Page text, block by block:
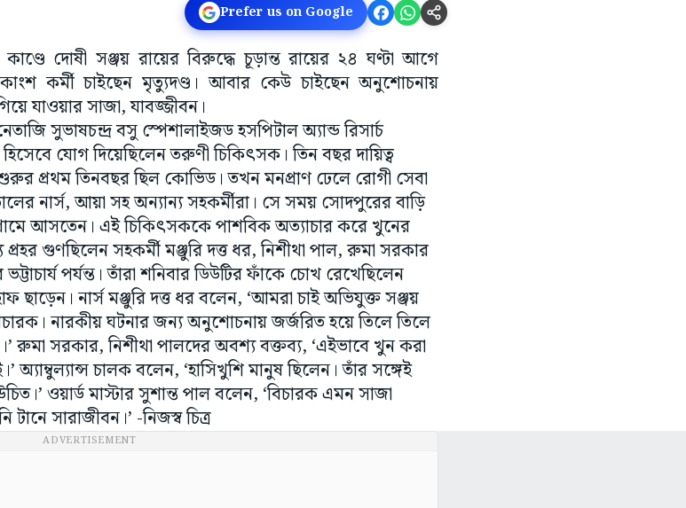
Prefer us on Google
দোষী সঞ্জয় রায়ের বিরুদ্ধে চূড়ান্ত রায়ের ২৪ ঘণ্টা আগে
কর্মী চাইছেন মৃত্যুদণ্ড। আবার কেউ চাইছেন অনুশোচনায়
যাওয়ার সাজা, যাবজ্জীবন।
সুভাষচন্দ্র বসু স্পেশালাইজড হসপিটাল অ্যান্ড রিসার্চ
যোগ দিয়েছিলেন তরুণী চিকিৎসক। তিন বছর দায়িত্ব
প্রথম তিনবছর ছিল কোভিড। তখন মনপ্রাণ ঢেলে রোগী সেবা
নার্স, আয়া সহ অন্যান্য সহকর্মীরা। সে সময় সোদপুরের বাড়ি
আসতেন। এই চিকিৎসককে পাশবিক অত্যাচার করে খুনের
গুণছিলেন সহকর্মী মঞ্জুরি দত্ত ধর, নিশীথা পাল, রুমা সরকার
পর্যন্ত। তাঁরা শনিবার ডিউটির ফাঁকে চোখ রেখেছিলেন
ছাড়েন। নার্স মঞ্জুরি দত্ত ধর বলেন, ‘আমরা চাই অভিযুক্ত সঞ্জয়
নারকীয় ঘটনার জন্য অনুশোচনায় জর্জরিত হয়ে তিলে তিলে
রুমা সরকার, নিশীথা পালদের অবশ্য বক্তব্য, ‘এইভাবে খুন করা
অ্যাম্বুল্যান্স চালক বলেন, ‘হাসিখুশি মানুষ ছিলেন। তাঁর সঙ্গেই
ওয়ার্ড মাস্টার সুশান্ত পাল বলেন, ‘বিচারক এমন সাজা
সারাজীবন।’ -নিজস্ব চিত্র
ADVERTISEMENT